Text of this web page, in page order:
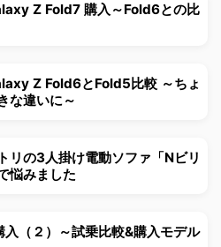
Z Fold7 購入～Fold6との比
Z Fold6とFold5比較 ～ちょ
な違いに～
リの3人掛け電動ソファ「Nビリ
悩みました
（２）～試乗比較&購入モデル